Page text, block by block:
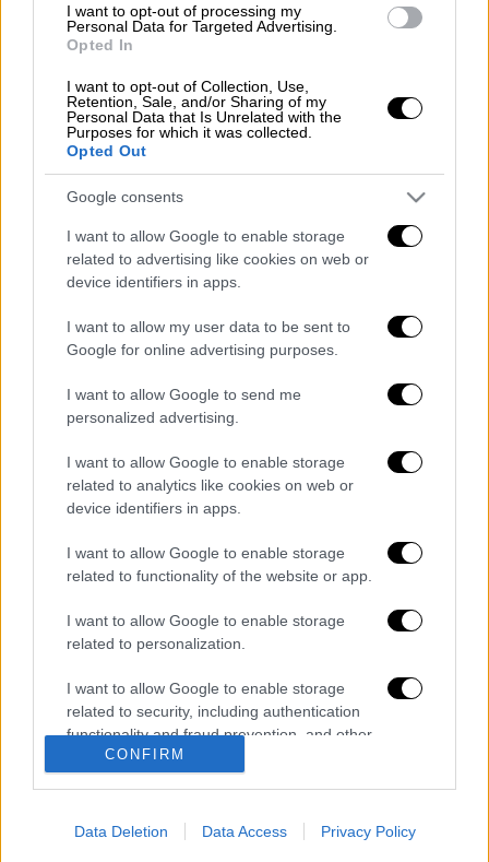
I want to opt-out of processing my
Personal Data for Targeted Advertising.
Opted In
I want to opt-out of Collection, Use,
Retention, Sale, and/or Sharing of my
Personal Data that Is Unrelated with the
Purposes for which it was collected.
Opted Out
Google consents
I want to allow Google to enable storage
related to advertising like cookies on web or
device identifiers in apps.
I want to allow my user data to be sent to
Google for online advertising purposes.
I want to allow Google to send me
personalized advertising.
I want to allow Google to enable storage
related to analytics like cookies on web or
device identifiers in apps.
I want to allow Google to enable storage
related to functionality of the website or app.
I want to allow Google to enable storage
related to personalization.
I want to allow Google to enable storage
related to security, including authentication
functionality and fraud prevention, and other
user protection.
CONFIRM
Data Deletion Data Access Privacy Policy
Χάρης Δούκας
αρραβωνιαστικιά του Γεωργία Πολυτάνο
και οΠαύλος Χρηστίδηςαπό τη σύζυγό του.
Ο φωτογραφικός φακός τους κατέγραψε να
έχουν μια θερμή συνομιλία πριν την έναρξη
της παράστασης.
Τα σχολιά σας δημοσιεύονται άμεσα με δική σας ευθύνη. Το
διαγράφονται
καταχώρηση
Διαβάστε ακόμη
πλησίαζε τα 75 όταν τον αντάμωσε η δόξα –
Εκείνος που άλλαξε την πορεία της
Ιστορίας!
Ελισάβετ Κωνσταντινίδου στο ethnos.gr:
«Κάθε πόλεμος είναι ένας εμφύλιος, όλοι
είμαστε αδέλφια»
Στον εισαγγελέα ο ιδιοκτήτης του beach